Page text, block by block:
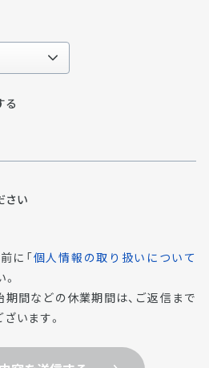
る
さい
に「個人情報の取り扱いについて
期間などの休業期間は、ご返信まで
います。